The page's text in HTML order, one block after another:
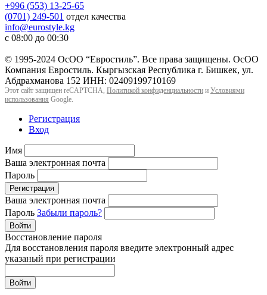
+996 (553) 13-25-65
(0701) 249-501 отдел качества
info@eurostyle.kg
с 08:00 до 00:30
© 1995-2024 ОсОО “Евростиль”. Все права защищены. ОсОО
Компания Евростиль. Кыргызская Республика г. Бишкек, ул.
Абдрахманова 152 ИНН: 02409199710169
Этот сайт защищен reCAPTCHA, Политикой конфиденциальности и Условиями
использования Google.
Регистрация
Вход
Имя
Ваша электронная почта
Пароль
Регистрация
Ваша электронная почта
Пароль Забыли пароль?
Войти
Восстановление пароля
Для восстановления пароля введите электронный адрес
указаный при регистрации
Войти